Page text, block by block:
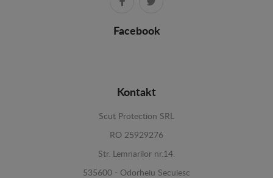
Facebook
Kontakt
Scut Protection SRL
RO 25929276
Str. Lemnarilor nr.14.
535600 - Odorheiu Secuiesc